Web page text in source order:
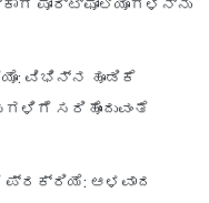
ಪೋರ್ಟ್‌ಫೋಲಿಯೊಗಳನ್ನು
ವಿಭಿನ್ನ ಹೂಡಿಕೆ
ಸರಿಹೊಂದುವಂತೆ
ಪ್ರಕ್ರಿಯೆ: ಆಳವಾದ